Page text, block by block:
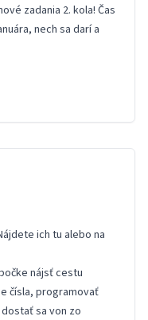
zadania 2. kola! Čas
nech sa darí a
ich tu alebo na
nájsť cestu
čísla, programovať
sa von zo